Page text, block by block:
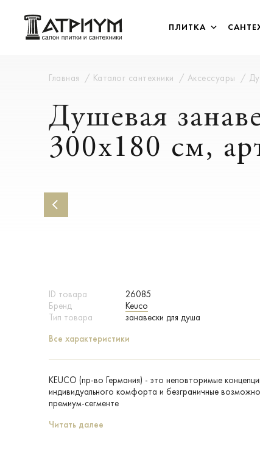
ПЛИТКА
Главная Каталог сантехники Аксессуары
Душевая
300х180 см,
ID товара
26085
Бренд
Keuco
Тип товара
занавески для душа
Все характеристики
KEUCO (пр-во Германия) - это неповторимые
индивидуального комфорта и безграничные
премиум-сегменте
Читать далее